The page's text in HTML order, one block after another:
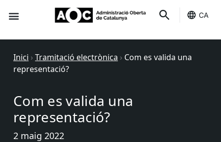
CA
Inici › Tramitació electrònica › Com es valida una
representació?
Com es valida una
representació?
2 maig 2022